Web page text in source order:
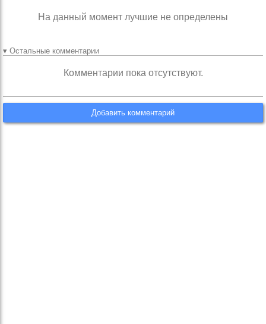
На данный момент лучшие не определены
▾ Остальные комментарии
Комментарии пока отсутствуют.
Добавить комментарий